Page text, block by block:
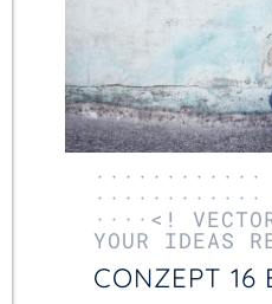
············
············
····<!
YOUR IDEAS
CONZEPT 16